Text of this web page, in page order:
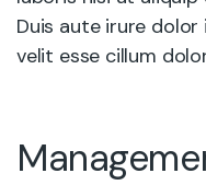
Duis aute irure
velit esse cillum